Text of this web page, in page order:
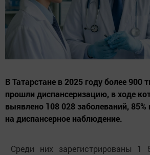
В Татарстане в 2025 году более 900
прошли диспансеризацию, в ходе
выявлено 108 028 заболеваний,
на диспансерное наблюдение.
Среди них зарегистрированы 1